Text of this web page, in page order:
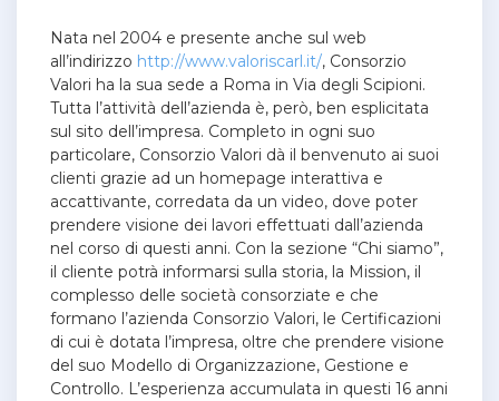
Nata nel 2004 e presente anche sul web
all’indirizzo http://www.valoriscarl.it/, Consorzio
Valori ha la sua sede a Roma in Via degli Scipioni.
Tutta l’attività dell’azienda è, però, ben esplicitata
sul sito dell’impresa. Completo in ogni suo
particolare, Consorzio Valori dà il benvenuto ai suoi
clienti grazie ad un homepage interattiva e
accattivante, corredata da un video, dove poter
prendere visione dei lavori effettuati dall’azienda
nel corso di questi anni. Con la sezione “Chi siamo”,
il cliente potrà informarsi sulla storia, la Mission, il
complesso delle società consorziate e che
formano l’azienda Consorzio Valori, le Certificazioni
di cui è dotata l’impresa, oltre che prendere visione
del suo Modello di Organizzazione, Gestione e
Controllo. L’esperienza accumulata in questi 16 anni